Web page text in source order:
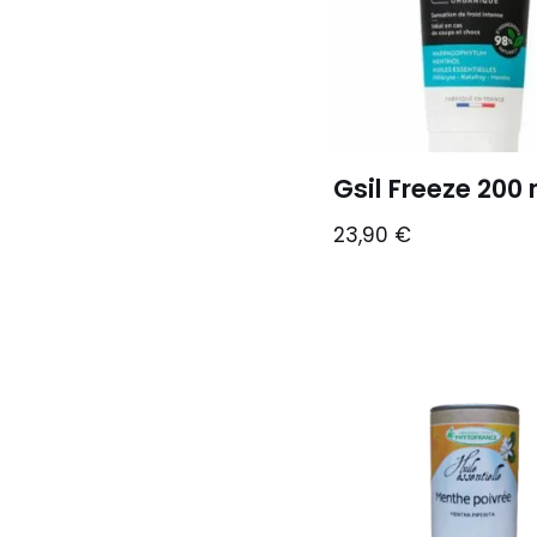
Gsil Freeze 200
23,90 €